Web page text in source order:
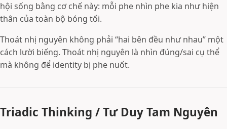
hội sống bằng cơ chế này: mỗi phe nhìn phe kia như hiện
thân của toàn bộ bóng tối.
Thoát nhị nguyên không phải “hai bên đều như nhau” một
cách lười biếng. Thoát nhị nguyên là nhìn đúng/sai cụ thể
mà không để identity bị phe nuốt.
Triadic Thinking / Tư Duy Tam Nguyên